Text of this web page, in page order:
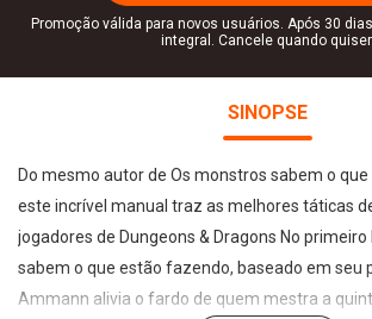
Promoção válida para novos usuários. Após 30
integral. Cancele quando quiser.
SINOPSE
Do mesmo autor de Os monstros sabem o
este incrível manual traz as melhores táticas
jogadores de Dungeons & Dragons No
sabem o que estão fazendo, baseado em seu
Ammann alivia o fardo de quem mestra a